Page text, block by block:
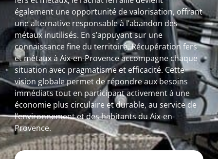
également une opportunité de valorisation, offrant
une alternative responsable à l’abandon des
métaux inutilisés. En s’appuyant sur une
connaissance fine du territoire, Récupération fers
et métaux à Aix-en-Provence accompagne chaque
situation avec pragmatisme et efficacité. Cette
vision globale permet de répondre aux besoins
immédiats tout en participant activement à une
économie plus circulaire et durable, au service de
l’environnement et des habitants du Aix-en-
Provence.